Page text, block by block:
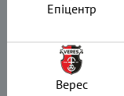
Епіцентр
Верес